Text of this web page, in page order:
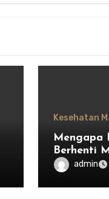
Kesehatan
Mengapa
Berhenti
Saja dan
Lain
admin